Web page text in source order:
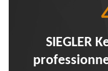
SIEGLER